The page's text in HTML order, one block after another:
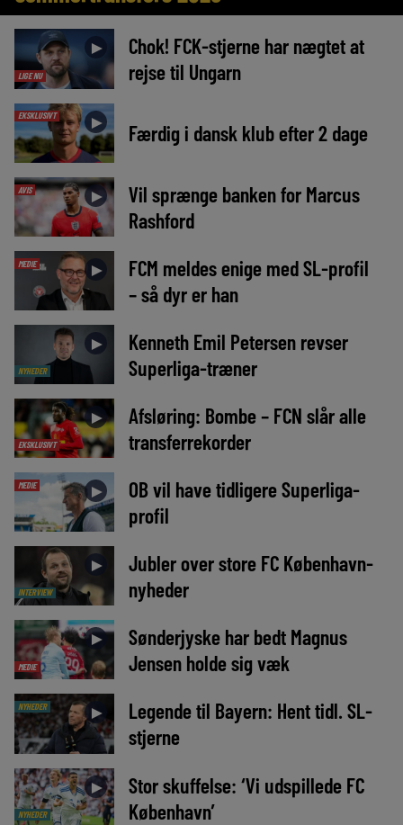
LIGE NU
►
Chok! FCK-stjerne har nægtet at
rejse til Ungarn
EKSKLUSIVT ► Færdig i dansk klub efter 2 dage
AVIS ►
Vil sprænge banken for Marcus
Rashford
MEDIE ►
FCM meldes enige med SL-profil
– så dyr er han
NYHEDER
►
Kenneth Emil Petersen revser
Superliga-træner
EKSKLUSIVT
►
Afsløring: Bombe – FCN slår alle
transferrekorder
MEDIE ►
OB vil have tidligere Superliga-
profil
INTERVIEW
►
Jubler over store FC København-
nyheder
MEDIE
►
Sønderjyske har bedt Magnus
Jensen holde sig væk
NYHEDER ►
Legende til Bayern: Hent tidl. SL-
stjerne
NYHEDER
►
Stor skuffelse: ‘Vi udspillede FC
København’